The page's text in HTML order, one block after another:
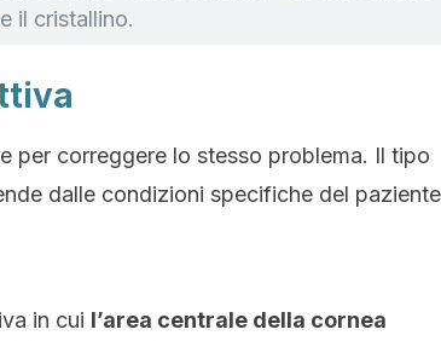
il cristallino.
per correggere lo stesso problema. Il tipo
dalle condizioni specifiche del
in cui l’area centrale della cornea